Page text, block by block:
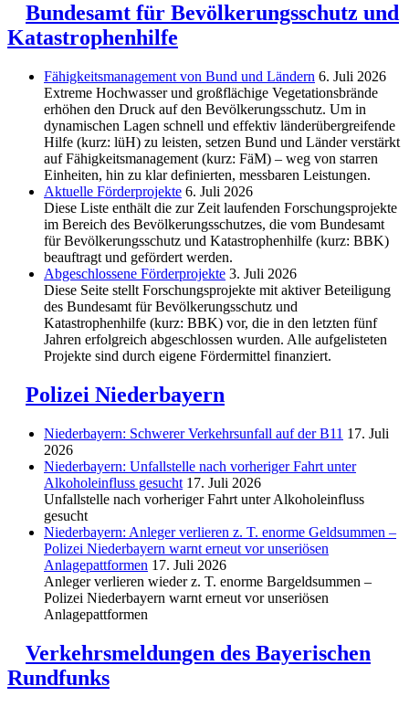
Bundesamt für Bevölkerungsschutz und
Katastrophenhilfe
Fähigkeitsmanagement von Bund und Ländern 6. Juli 2026
Extreme Hochwasser und großflächige Vegetationsbrände
erhöhen den Druck auf den Bevölkerungsschutz. Um in
dynamischen Lagen schnell und effektiv länderübergreifende
Hilfe (kurz: lüH) zu leisten, setzen Bund und Länder verstärkt
auf Fähigkeitsmanagement (kurz: FäM) – weg von starren
Einheiten, hin zu klar definierten, messbaren Leistungen.
Aktuelle Förderprojekte 6. Juli 2026
Diese Liste enthält die zur Zeit laufenden Forschungsprojekte
im Bereich des Be­völkerungs­schutzes, die vom Bundesamt
für Bevölkerungsschutz und Katastrophenhilfe (kurz: BBK)
beauftragt und gefördert werden.
Abgeschlos­sene Förderprojekte 3. Juli 2026
Diese Seite stellt Forschungsprojekte mit aktiver Beteiligung
des Bundesamt für Bevölkerungsschutz und
Katastrophenhilfe (kurz: BBK) vor, die in den letzten fünf
Jahren erfolgreich abgeschlossen wurden. Alle aufgelisteten
Projekte sind durch eigene Fördermittel finanziert.
Polizei Niederbayern
Niederbayern: Schwerer Verkehrsunfall auf der B11 17. Juli
2026
Niederbayern: Unfallstelle nach vorheriger Fahrt unter
Alkoholeinfluss gesucht 17. Juli 2026
Unfallstelle nach vorheriger Fahrt unter Alkoholeinfluss
gesucht
Niederbayern: Anleger verlieren z. T. enorme Geldsummen –
Polizei Niederbayern warnt erneut vor unseriösen
Anlagepattformen 17. Juli 2026
Anleger verlieren wieder z. T. enorme Bargeldsummen –
Polizei Niederbayern warnt erneut vor unseriösen
Anlagepattformen
Verkehrsmeldungen des Bayerischen
Rundfunks